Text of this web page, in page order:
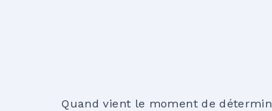
Quand vient le moment de